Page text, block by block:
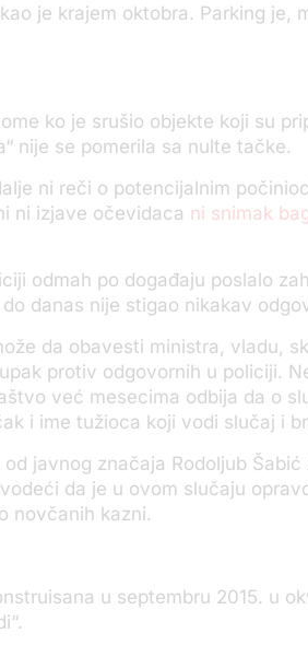
je krajem oktobra. Parking je,
ko je srušio objekte koji su
nije se pomerila sa nulte tačke.
ni reči o potencijalnim
ni izjave očevidaca ni snimak
odmah po događaju poslalo
danas nije stigao nikakav
da obavesti ministra, vladu,
protiv odgovornih u policiji.
već mesecima odbija da o
i ime tužioca koji vodi slučaj i
javnog značaja Rodoljub Šabić
da je u ovom slučaju
novčanih kazni.
u septembru 2015. u